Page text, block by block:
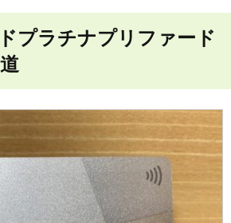
プラチナプリファード